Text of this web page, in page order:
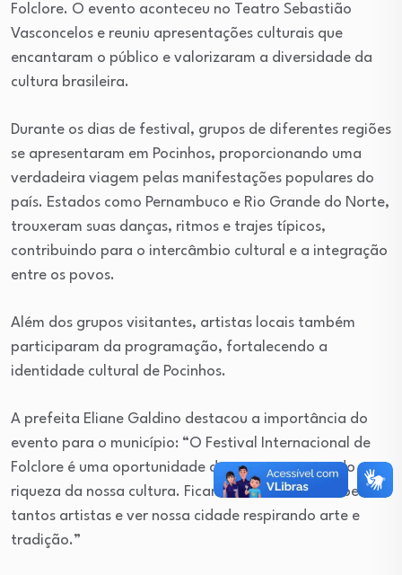
Folclore. O evento aconteceu no Teatro Sebastião
Vasconcelos e reuniu apresentações culturais que
encantaram o público e valorizaram a diversidade da
cultura brasileira.
Durante os dias de festival, grupos de diferentes regiões
se apresentaram em Pocinhos, proporcionando uma
verdadeira viagem pelas manifestações populares do
país. Estados como Pernambuco e Rio Grande do Norte,
trouxeram suas danças, ritmos e trajes típicos,
contribuindo para o intercâmbio cultural e a integração
entre os povos.
Além dos grupos visitantes, artistas locais também
participaram da programação, fortalecendo a
identidade cultural de Pocinhos.
A prefeita Eliane Galdino destacou a importância do
evento para o município: “O Festival Internacional de
Folclore é uma oportunidade de mostrar ao mundo a
riqueza da nossa cultura. Ficamos felizes em receber
tantos artistas e ver nossa cidade respirando arte e
tradição.”